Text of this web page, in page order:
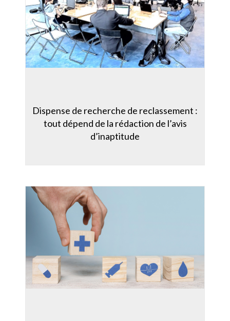
Dispense de recherche de reclassement :
tout dépend de la rédaction de l’avis
d’inaptitude